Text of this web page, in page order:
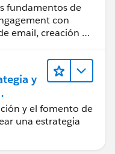
fundamentos de
con
email, creación de
y
y el fomento de
una estrategia